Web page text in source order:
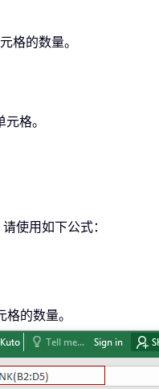
格的数量。
格。
使用如下公式：
的数量。